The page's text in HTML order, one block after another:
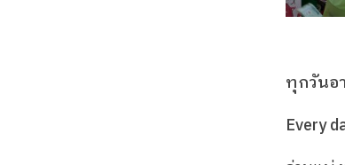
ทุกวันอ
Every